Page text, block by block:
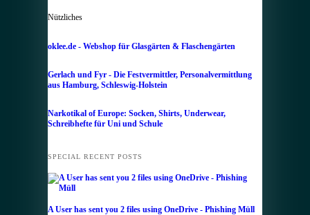
Nützliches
oklee.de - Webshop für Glasgärten & Flaschengärten
Gerlach und Fyr - Die Festvermittler, Personalvermittlung
aus Hamburg, Schleswig-Holstein
Narkotikal of Europe: Socken, Shirts, Underwear,
Schreibhefte für Uni und Schule
SPECIAL RECENT POSTS
A User has sent you 2 files using OneDrive - Phishing Müll